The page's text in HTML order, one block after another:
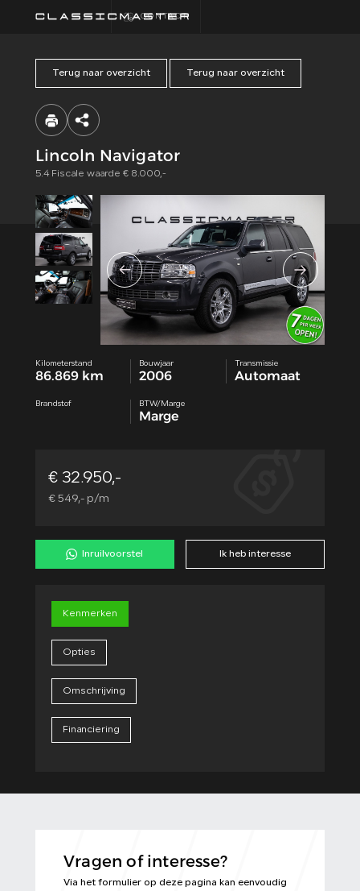
CONTACT
HOME
FINANCIEREN
ALGEMENE
VOORWAARDEN
CONTACT
Terug naar overzicht Terug naar overzicht
Lincoln Navigator
5.4 Fiscale waarde € 8.000,-
Kilometerstand
86.869 km
Bouwjaar
2006
Transmissie
Automaat
Brandstof BTW/Marge
Marge
€ 32.950,-
€ 549,- p/m
Inruilvoorstel Ik heb interesse
Kenmerken
Opties
Omschrijving
Financiering
Vragen of interesse?
Via het formulier op deze pagina kan eenvoudig